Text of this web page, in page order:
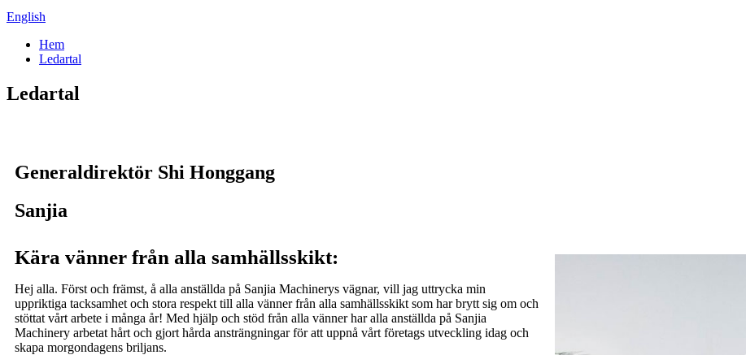
English
Hem
Ledartal
Ledartal
Generaldirektör Shi Honggang
Sanjia
Kära vänner från alla samhällsskikt:
Hej alla. Först och främst, å alla anställda på Sanjia Machinerys vägnar, vill jag uttrycka min
uppriktiga tacksamhet och stora respekt till alla vänner från alla samhällsskikt som har brytt sig om och
stöttat vårt arbete i många år! Med hjälp och stöd från alla vänner har alla anställda på Sanjia
Machinery arbetat hårt och gjort hårda ansträngningar för att uppnå vårt företags utveckling idag och
skapa morgondagens briljans.